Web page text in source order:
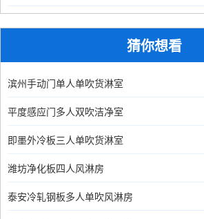
猜你想看
滨州手动门单人单吹货淋室
平度感应门多人双吹洁净室
即墨外冷板三人单吹货淋室
潍坊净化板四人风淋房
泰安冷轧钢板多人单吹风淋房